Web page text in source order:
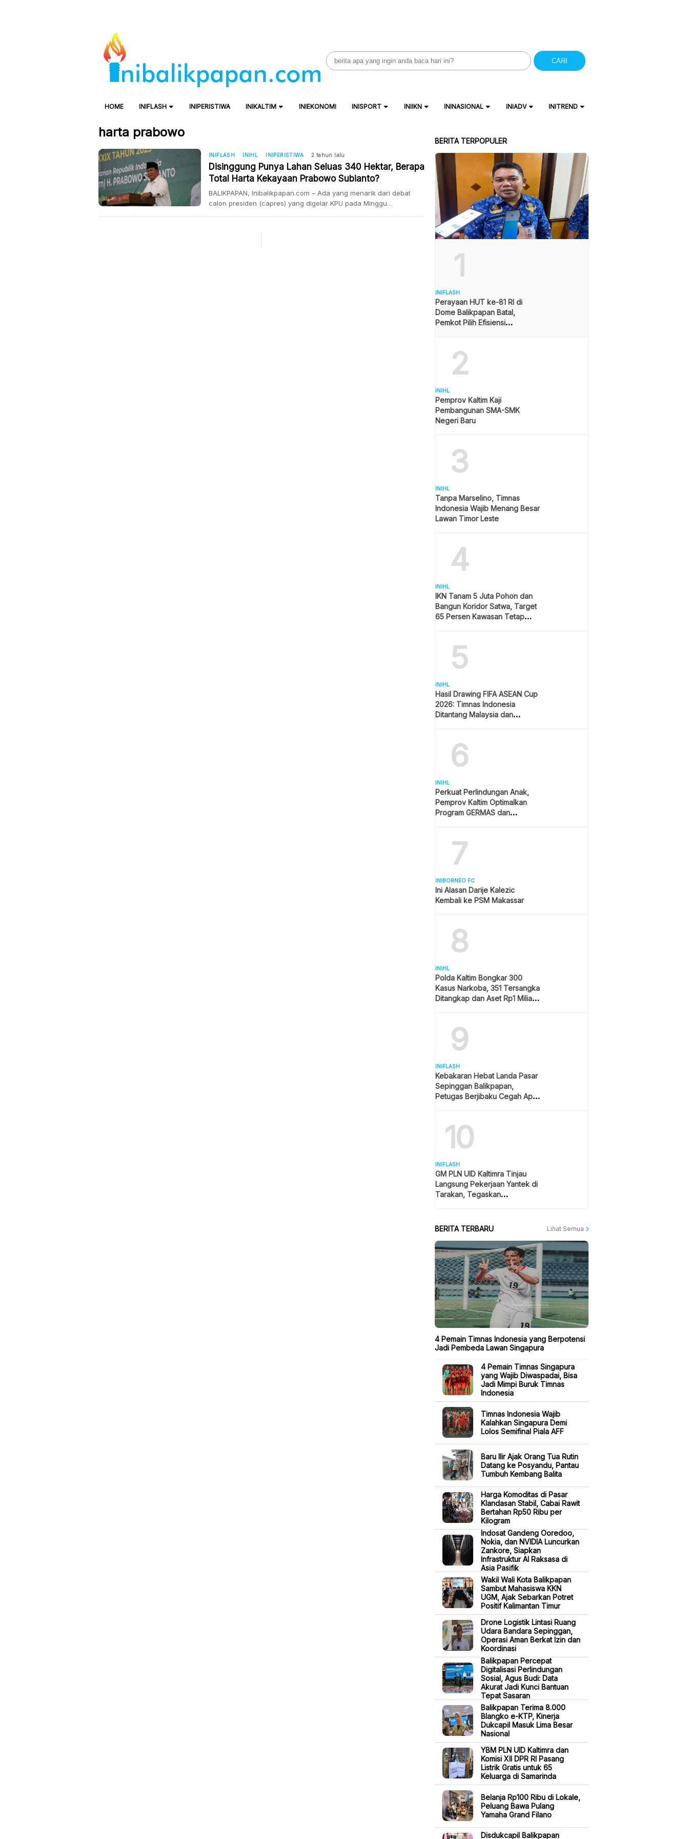
Search
for:
CARI
HOME INIFLASH INIPERISTIWA INIKALTIM INIEKONOMI INISPORT INIIKN ININASIONAL INIADV INITREND
harta prabowo
INIFLASH INIHL INIPERISTIWA 2 tahun lalu
Disinggung Punya Lahan Seluas 340 Hektar, Berapa
Total Harta Kekayaan Prabowo Subianto?
BALIKPAPAN, Inibalikpapan.com – Ada yang menarik dari debat
calon presiden (capres) yang digelar KPU pada Minggu
BERITA TERPOPULER
1
INIFLASH
Perayaan HUT ke-81 RI di
Dome Balikpapan Batal,
Pemkot Pilih Efisiensi
2
INIHL
Pemprov Kaltim Kaji
Pembangunan SMA-SMK
Negeri Baru
3
INIHL
Tanpa Marselino, Timnas
Indonesia Wajib Menang Besar
Lawan Timor Leste
4
INIHL
IKN Tanam 5 Juta Pohon dan
Bangun Koridor Satwa, Target
65 Persen Kawasan Tetap
5
INIHL
Hasil Drawing FIFA ASEAN Cup
2026: Timnas Indonesia
Ditantang Malaysia dan
6
INIHL
Perkuat Perlindungan Anak,
Pemprov Kaltim Optimalkan
Program GERMAS dan
7
INIBORNEO FC
Ini Alasan Darije Kalezic
Kembali ke PSM Makassar
8
INIHL
Polda Kaltim Bongkar 300
Kasus Narkoba, 351 Tersangka
Ditangkap dan Aset Rp1 Miliar
9
INIFLASH
Kebakaran Hebat Landa Pasar
Sepinggan Balikpapan,
Petugas Berjibaku Cegah Api
10
INIFLASH
GM PLN UID Kaltimra Tinjau
Langsung Pekerjaan Yantek di
Tarakan, Tegaskan
BERITA TERBARU Lihat Semua
4 Pemain Timnas Indonesia yang Berpotensi
Jadi Pembeda Lawan Singapura
4 Pemain Timnas Singapura
yang Wajib Diwaspadai, Bisa
Jadi Mimpi Buruk Timnas
Indonesia
Timnas Indonesia Wajib
Kalahkan Singapura Demi
Lolos Semifinal Piala AFF
Baru Ilir Ajak Orang Tua Rutin
Datang ke Posyandu, Pantau
Tumbuh Kembang Balita
Harga Komoditas di Pasar
Klandasan Stabil, Cabai Rawit
Bertahan Rp50 Ribu per
Kilogram
Indosat Gandeng Ooredoo,
Nokia, dan NVIDIA Luncurkan
Zankore, Siapkan
Infrastruktur AI Raksasa di
Asia Pasifik
Wakil Wali Kota Balikpapan
Sambut Mahasiswa KKN
UGM, Ajak Sebarkan Potret
Positif Kalimantan Timur
Drone Logistik Lintasi Ruang
Udara Bandara Sepinggan,
Operasi Aman Berkat Izin dan
Koordinasi
Balikpapan Percepat
Digitalisasi Perlindungan
Sosial, Agus Budi: Data
Akurat Jadi Kunci Bantuan
Tepat Sasaran
Balikpapan Terima 8.000
Blangko e-KTP, Kinerja
Dukcapil Masuk Lima Besar
Nasional
YBM PLN UID Kaltimra dan
Komisi XII DPR RI Pasang
Listrik Gratis untuk 65
Keluarga di Samarinda
Belanja Rp100 Ribu di Lokale,
Peluang Bawa Pulang
Yamaha Grand Filano
Disdukcapil Balikpapan